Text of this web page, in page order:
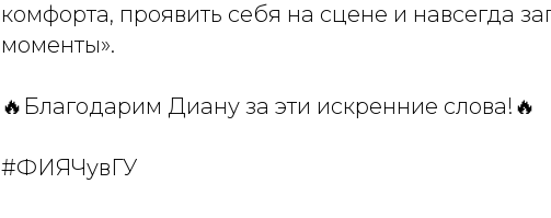
комфорта, проявить себя на сцене и навсегда
моменты».
🔥Благодарим Диану за эти искренние слова!🔥
#ФИЯЧувГУ